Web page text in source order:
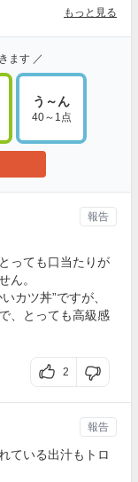
もっと見る
ます ／
う～ん
40～1点
っても口当たりが
ん。
カツ丼”ですが、
、とっても高級感
2
報告
ている出汁もトロ
報告